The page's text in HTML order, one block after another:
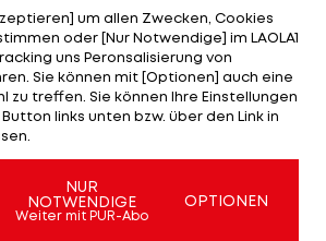
Zweite auf. Alexander Huber
trotz einer 16:21, 20:22-
Fijalek/Prudel (POL) als
Aufstieg. In der
Doppler/Horst auf das
Wutzl.
Thema
um allen Zwecken, Cookies
oder [Nur Notwendige] im LAOLA1
uns Peronsalisierung von
Sie können mit [Optionen] auch eine
zu treffen. Sie können Ihre Einstellungen
links unten bzw. über den Link in
NUR
NOTWENDIGE
Weiter mit PUR-Abo
OPTIONEN